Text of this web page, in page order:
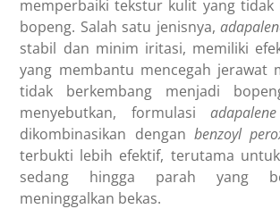
memperbaiki tekstur kulit yang tidak
bopeng. Salah satu jenisnya,
stabil dan minim iritasi, memiliki
yang membantu mencegah jerawat
tidak berkembang menjadi
menyebutkan, formulasi
dikombinasikan dengan benzoyl
terbukti lebih efektif, terutama
sedang hingga parah yang
meninggalkan bekas.